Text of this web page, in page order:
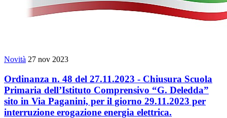
Novità 27 nov 2023
Ordinanza n. 48 del 27.11.2023 - Chiusura Scuola
Primaria dell’Istituto Comprensivo “G. Deledda”
sito in Via Paganini, per il giorno 29.11.2023 per
interruzione erogazione energia elettrica.